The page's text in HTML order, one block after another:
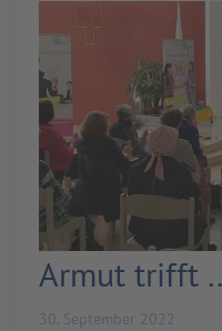
Armut trifft
30. September 2022